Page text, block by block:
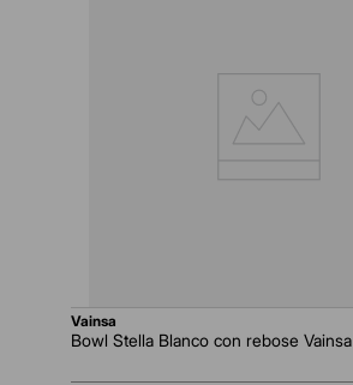
vainsa
Bowl Stella Blanco con rebose Vainsa